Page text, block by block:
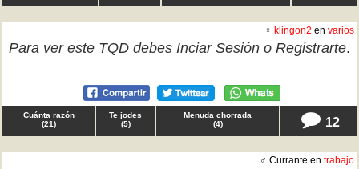
♀ klingon2 en varios
Para ver este TQD debes Inciar Sesión o Registrarte.
Cuánta razón
(21)
Te jodes
(5)
Menuda chorrada
(4) 12
♂ Currante en trabajo